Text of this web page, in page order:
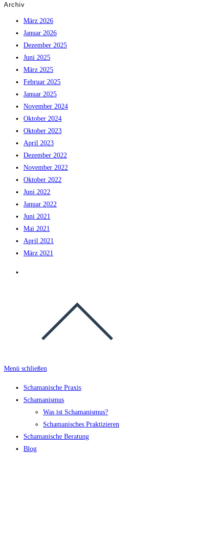
Archiv
März 2026
Januar 2026
Dezember 2025
Juni 2025
März 2025
Februar 2025
Januar 2025
November 2024
Oktober 2024
Oktober 2023
April 2023
Dezember 2022
November 2022
Oktober 2022
Juni 2022
Januar 2022
Juni 2021
Mai 2021
April 2021
März 2021
Menü schließen
Schamanische Praxis
Schamanismus
Was ist Schamanismus?
Schamanisches Praktizieren
Schamanische Beratung
Blog